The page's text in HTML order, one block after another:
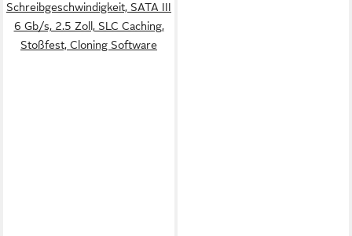
Schreibgeschwindigkeit, SATA III
6 Gb/s, 2.5 Zoll, SLC Caching,
Stoßfest, Cloning Software